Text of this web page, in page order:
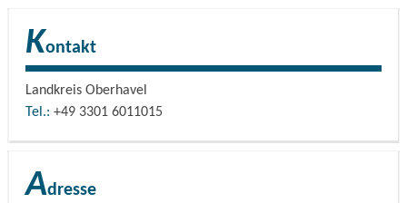
Kontakt
Landkreis Oberhavel
Tel.: +49 3301 6011015
Adresse